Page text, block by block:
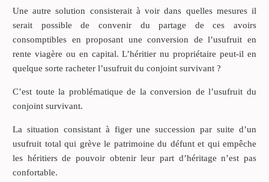
Une autre solution consisterait à voir dans quelles mesures il
serait possible de convenir du partage de ces avoirs
consomptibles en proposant une conversion de l’usufruit en
rente viagère ou en capital. L’héritier nu propriétaire peut-il en
quelque sorte racheter l’usufruit du conjoint survivant ?
C’est toute la problématique de la conversion de l’usufruit du
conjoint survivant.
La situation consistant à figer une succession par suite d’un
usufruit total qui grève le patrimoine du défunt et qui empêche
les héritiers de pouvoir obtenir leur part d’héritage n’est pas
confortable.